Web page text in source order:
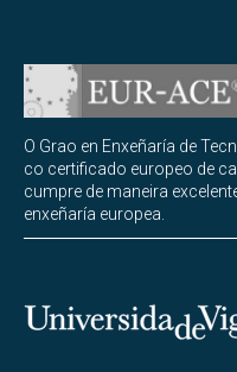
O Grao en Enxeñaría de
co certificado europeo de
cumpre de maneira
enxeñaría europea.
Universidade de